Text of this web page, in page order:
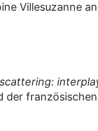
Villesuzanne
der französischen